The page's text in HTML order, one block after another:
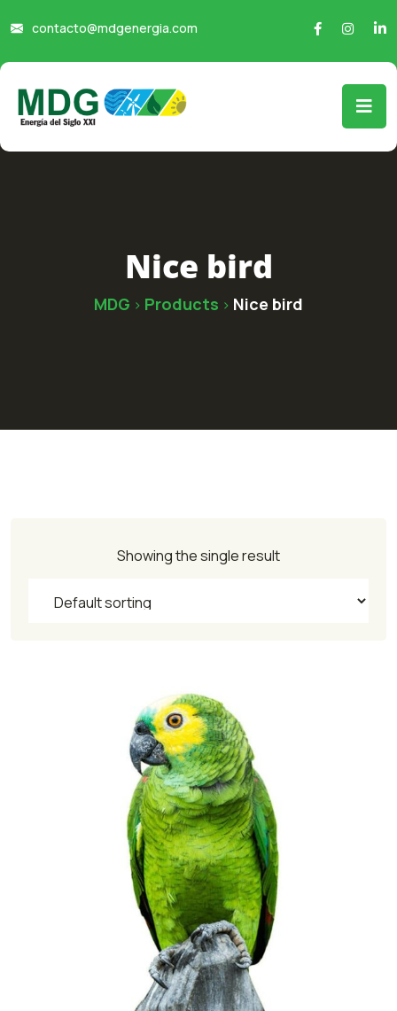
contacto@mdgenergia.com
Nice bird
MDG > Products > Nice bird
Showing the single result